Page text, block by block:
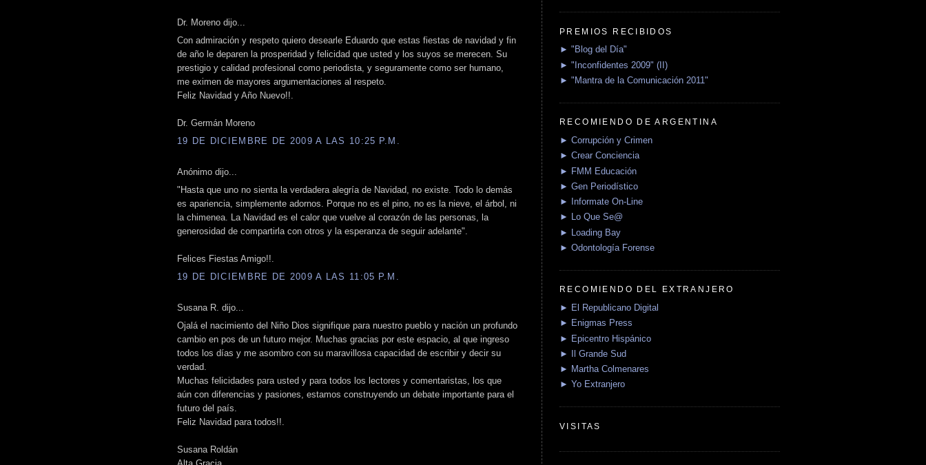
Dr. Moreno dijo...
Con admiración y respeto quiero desearle Eduardo que estas fiestas de navidad y fin
de año le deparen la prosperidad y felicidad que usted y los suyos se merecen. Su
prestigio y calidad profesional como periodista, y seguramente como ser humano,
me eximen de mayores argumentaciones al respeto.
Feliz Navidad y Año Nuevo!!.
Dr. Germán Moreno
19 DE DICIEMBRE DE 2009 A LAS 10:25 P.M.
Anónimo dijo...
"Hasta que uno no sienta la verdadera alegría de Navidad, no existe. Todo lo demás
es apariencia, simplemente adornos. Porque no es el pino, no es la nieve, el árbol, ni
la chimenea. La Navidad es el calor que vuelve al corazón de las personas, la
generosidad de compartirla con otros y la esperanza de seguir adelante".
Felices Fiestas Amigo!!.
19 DE DICIEMBRE DE 2009 A LAS 11:05 P.M.
Susana R. dijo...
Ojalá el nacimiento del Niño Dios signifique para nuestro pueblo y nación un profundo
cambio en pos de un futuro mejor. Muchas gracias por este espacio, al que ingreso
todos los días y me asombro con su maravillosa capacidad de escribir y decir su
verdad.
Muchas felicidades para usted y para todos los lectores y comentaristas, los que
aún con diferencias y pasiones, estamos construyendo un debate importante para el
futuro del país.
Feliz Navidad para todos!!.
Susana Roldán
PREMIOS RECIBIDOS
► "Blog del Día"
► "Inconfidentes 2009" (II)
► "Mantra de la Comunicación 2011"
RECOMIENDO DE ARGENTINA
► Corrupción y Crimen
► Crear Conciencia
► FMM Educación
► Gen Periodístico
► Informate On-Line
► Lo Que Se@
► Loading Bay
► Odontología Forense
RECOMIENDO DEL EXTRANJERO
► El Republicano Digital
► Enigmas Press
► Epicentro Hispánico
► Il Grande Sud
► Martha Colmenares
► Yo Extranjero
VISITAS